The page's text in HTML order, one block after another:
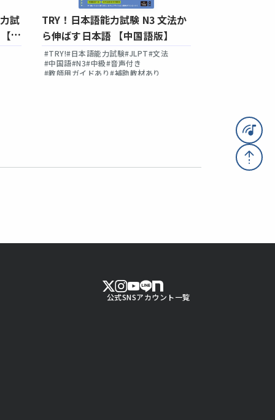
試
ベ
TRY！日本語能力試験 N3 文法か
ら伸ばす日本語 【中国語版】
#TRY!#日本語能力試験#JLPT#文法
#中国語#N3#中級#音声付き
#教師用ガイドあり#補助教材あり
公式SNSアカウント一覧